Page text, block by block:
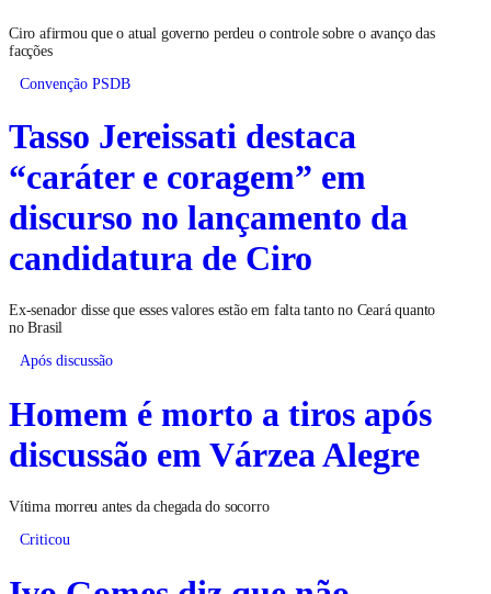
Ciro afirmou que o atual governo perdeu o controle sobre o avanço das
facções
Convenção PSDB
Tasso Jereissati destaca
“caráter e coragem” em
discurso no lançamento da
candidatura de Ciro
Ex-senador disse que esses valores estão em falta tanto no Ceará quanto
no Brasil
Após discussão
Homem é morto a tiros após
discussão em Várzea Alegre
Vítima morreu antes da chegada do socorro
Criticou